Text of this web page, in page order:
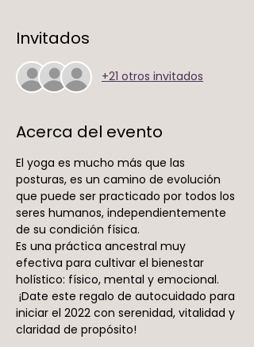
Invitados
+21 otros invitados
Acerca del evento
El yoga es mucho más que las
posturas, es un camino de evolución
que puede ser practicado por todos los
seres humanos, independientemente
de su condición física.
Es una práctica ancestral muy
efectiva para cultivar el bienestar
holístico: físico, mental y emocional.
¡Date este regalo de autocuidado para
iniciar el 2022 con serenidad, vitalidad y
claridad de propósito!